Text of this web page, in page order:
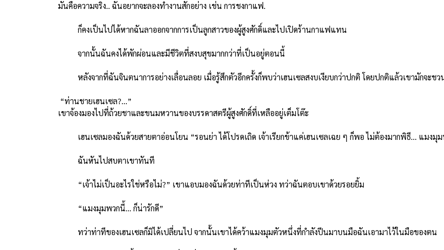
มันคือความจริง.. ฉันอยากจะลองทำงานสักอย่าง เช่น การชงกาแฟ.
ก็คงเป็นไปได้หากฉันลาออกจากการเป็นลูกสาวของผู้สูงศักดิ์และไปเปิดร้านกาแฟแทน
จากนั้นฉันคงได้พักผ่อนและมีชีวิตที่สงบสุขมากกว่าที่เป็นอยู่ตอนนี้
หลังจากที่ฉันจินตนาการอย่างเลื่อนลอย เมื่อรู้สึกตัวอีกครั้งก็พบว่าเฮนเซลสงบเงียบกว่าปกติ โดยปกติแล้วเขามักจะชว
“ท่านชายเฮนเซล?…”
เขาจ้องมองไปที่ถ้วยชาและขนมหวานของบรรดาสตรีผู้สูงศักดิ์ที่เหลืออยู่เต็มโต๊ะ
เฮนเซลมองฉันด้วยสายตาอ่อนโยน “รอนย่า ได้โปรดเถิด เจ้าเรียกข้าแค่เฮนเซลเฉย ๆ ก็พอ ไม่ต้องมากพิธี… แมงมุม
ฉันหันไปสบตาเขาทันที
“เจ้าไม่เป็นอะไรใช่หรือไม่?” เขาแอบมองฉันด้วยท่าทีเป็นห่วง ทว่าฉันตอบเขาด้วยรอยยิ้ม
“แมงมุมพวกนี้… ก็น่ารักดี”
ทว่าท่าทีของเฮนเซลก็มิได้เปลี่ยนไป จากนั้นเขาได้คว้าแมงมุมตัวหนึ่งที่กำลังปีนมาบนมือฉันเอามาไว้ในมือของตน